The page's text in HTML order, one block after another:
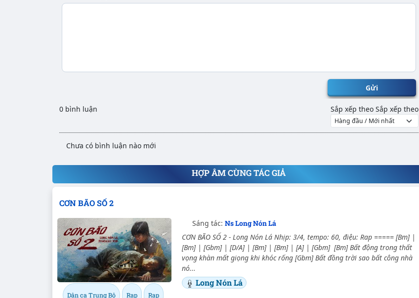
Gửi
0 bình luận Sắp xếp theo Sắp xếp theo
Chưa có bình luận nào mới
HỢP ÂM CÙNG TÁC GIẢ
CƠN BÃO SỐ 2
Dân ca Trung Bộ Rap Rap
Sáng tác: Ns Long Nón Lá
CƠN BÃO SỐ 2 - Long Nón Lá Nhịp: 3/4, tempo: 60, điệu: Rap ===== [Bm] |
[Bm] | [Gbm] | [D/A] | [Bm] | [Bm] | [A] | [Gbm] [Bm] Bất động trong thất
vọng khàn mất giọng khi khóc rống [Gbm] Bất đồng trời sao bất công nhà
nó...
Long Nón Lá